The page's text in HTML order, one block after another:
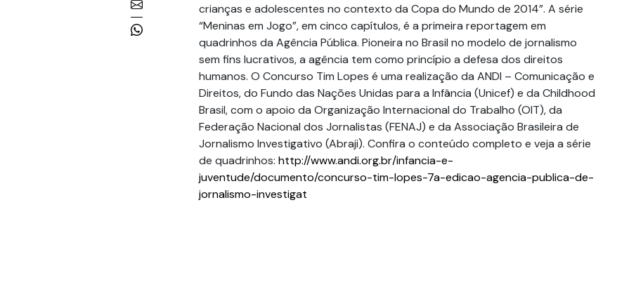
crianças e adolescentes no contexto da Copa do Mundo de 2014”. A série
“Meninas em Jogo”, em cinco capítulos, é a primeira reportagem em
quadrinhos da Agência Pública. Pioneira no Brasil no modelo de jornalismo
sem fins lucrativos, a agência tem como princípio a defesa dos direitos
humanos. O Concurso Tim Lopes é uma realização da ANDI – Comunicação e
Direitos, do Fundo das Nações Unidas para a Infância (Unicef) e da Childhood
Brasil, com o apoio da Organização Internacional do Trabalho (OIT), da
Federação Nacional dos Jornalistas (FENAJ) e da Associação Brasileira de
Jornalismo Investigativo (Abraji). Confira o conteúdo completo e veja a série
de quadrinhos: http://www.andi.org.br/infancia-e-
juventude/documento/concurso-tim-lopes-7a-edicao-agencia-publica-de-
jornalismo-investigat